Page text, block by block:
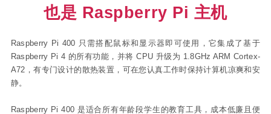
也是 Raspberry Pi 主机
Raspberry Pi 400 只需搭配鼠标和显示器即可使用，它集成了基于
Raspberry Pi 4 的所有功能，并将 CPU 升级为 1.8GHz ARM Cortex-
A72，有专门设计的散热装置，可在您认真工作时保持计算机凉爽和安
静。
Raspberry Pi 400 是适合所有年龄段学生的教育工具，成本低廉且便